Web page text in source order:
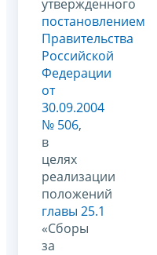
утвержденного
постановлением
Правительства
Российской
Федерации
от
30.09.2004
№ 506,
в
целях
реализации
положений
главы 25.1
«Сборы
за